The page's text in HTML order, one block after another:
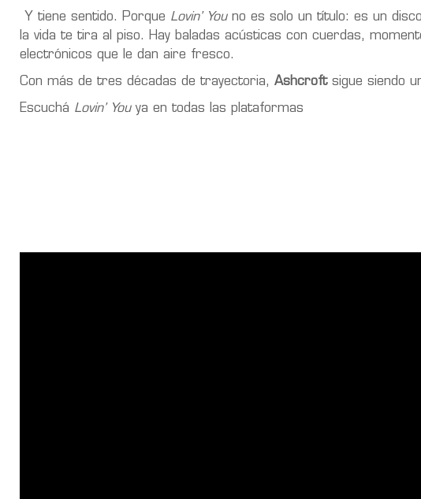
Y tiene sentido. Porque Lovin’ Youno es solo un título: es un
la vida te tira al piso. Hay baladas acústicas con cuerdas,
electrónicos que le dan aire fresco.
Con más de tres décadas de trayectoria, Ashcroftsigue siendo
Escuchá Lovin’ Youya en todas las plataformas